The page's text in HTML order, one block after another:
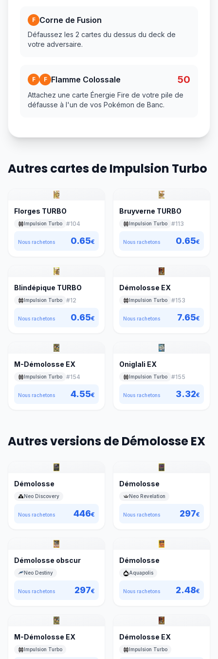
F Corne de Fusion
Défaussez les 2 cartes du dessus du deck de
votre adversaire.
F F Flamme Colossale 50
Attachez une carte Énergie Fire de votre pile de
défausse à l'un de vos Pokémon de Banc.
Autres cartes de Impulsion Turbo
Florges TURBO
Impulsion Turbo #104
Nous rachetons 0.65€
Bruyverne TURBO
Impulsion Turbo #113
Nous rachetons 0.65€
Blindépique TURBO
Impulsion Turbo #12
Nous rachetons 0.65€
Démolosse EX
Impulsion Turbo #153
Nous rachetons 7.65€
M-Démolosse EX
Impulsion Turbo #154
Nous rachetons 4.55€
Oniglali EX
Impulsion Turbo #155
Nous rachetons 3.32€
Autres versions de Démolosse EX
Démolosse
Neo Discovery
Nous rachetons 446€
Démolosse
Neo Revelation
Nous rachetons 297€
Démolosse obscur
Neo Destiny
Nous rachetons 297€
Démolosse
Aquapolis
Nous rachetons 2.48€
M-Démolosse EX
Impulsion Turbo
Démolosse EX
Impulsion Turbo